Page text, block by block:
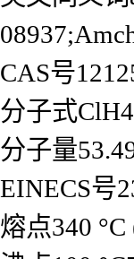
CAS号
分子式
分子量
EINECS号
熔点340